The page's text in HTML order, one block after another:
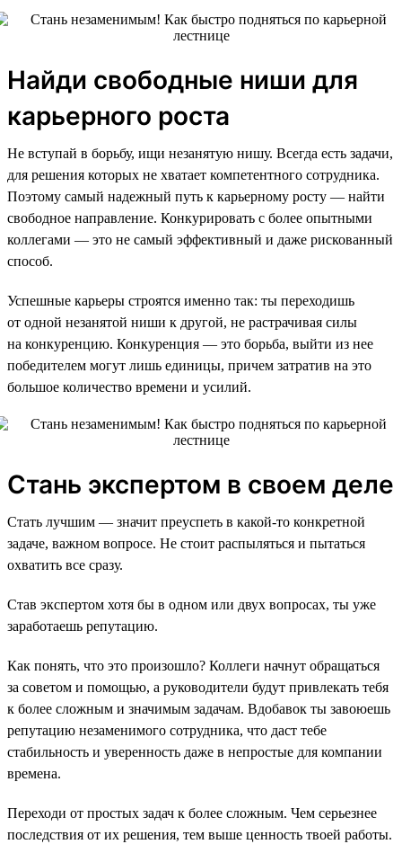
Найди свободные ниши для
карьерного роста
Не вступай в борьбу, ищи незанятую нишу. Всегда есть задачи,
для решения которых не хватает компетентного сотрудника.
Поэтому самый надежный путь к карьерному росту — найти
свободное направление. Конкурировать с более опытными
коллегами — это не самый эффективный и даже рискованный
способ.
Успешные карьеры строятся именно так: ты переходишь
от одной незанятой ниши к другой, не растрачивая силы
на конкуренцию. Конкуренция — это борьба, выйти из нее
победителем могут лишь единицы, причем затратив на это
большое количество времени и усилий.
Стань экспертом в своем деле
Стать лучшим — значит преуспеть в какой-то конкретной
задаче, важном вопросе. Не стоит распыляться и пытаться
охватить все сразу.
Став экспертом хотя бы в одном или двух вопросах, ты уже
заработаешь репутацию.
Как понять, что это произошло? Коллеги начнут обращаться
за советом и помощью, а руководители будут привлекать тебя
к более сложным и значимым задачам. Вдобавок ты завоюешь
репутацию незаменимого сотрудника, что даст тебе
стабильность и уверенность даже в непростые для компании
времена.
Переходи от простых задач к более сложным. Чем серьезнее
последствия от их решения, тем выше ценность твоей работы.